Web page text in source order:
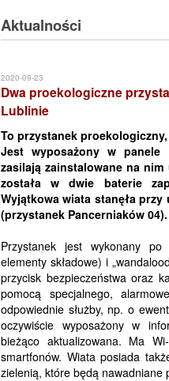
Aktualności
2020-09-23
Dwa proekologiczne
Lublinie
To przystanek
Jest wyposażony w
zasilają zainstalowane na
została w dwie baterie
Wyjątkowa wiata stanęła
(przystanek Pancerniaków 04).
Przystanek jest wykonany po
elementy składowe) i
przycisk bezpieczeństwa oraz
pomocą specjalnego,
odpowiednie służby, np. o
oczywiście wyposażony w
bieżąco aktualizowana. Ma
smartfonów. Wiata posiada
zielenią, które będą nawadniane